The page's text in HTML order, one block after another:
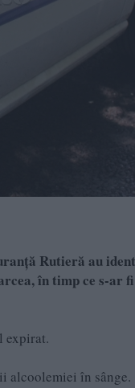
Rutieră au
în timp ce s-ar
expirat.
alcoolemiei în sânge.